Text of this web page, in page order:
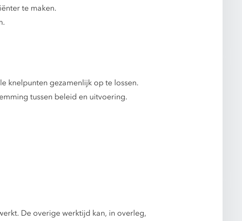
te maken.
knelpunten gezamenlijk op te lossen.
tussen beleid en uitvoering.
De overige werktijd kan, in overleg,